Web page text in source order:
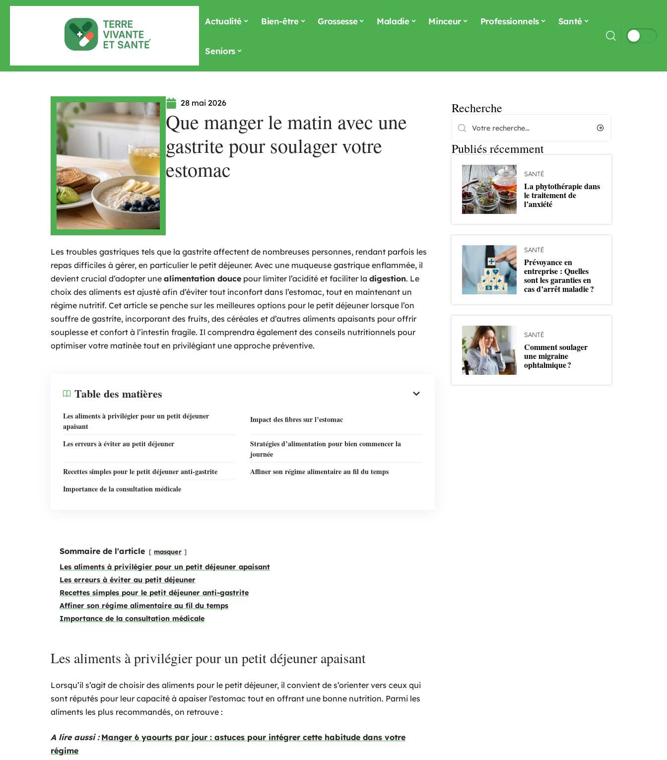
Actualité Bien-être Grossesse Maladie Minceur Professionnels Santé
Seniors
28 mai 2026
Que manger le matin avec une
gastrite pour soulager votre
estomac
Les troubles gastriques tels que la gastrite affectent de nombreuses personnes, rendant parfois les
repas difficiles à gérer, en particulier le petit déjeuner. Avec une muqueuse gastrique enflammée, il
devient crucial d’adopter une alimentation douce pour limiter l’acidité et faciliter la digestion. Le
choix des aliments est ajusté afin d’éviter tout inconfort dans l’estomac, tout en maintenant un
régime nutritif. Cet article se penche sur les meilleures options pour le petit déjeuner lorsque l’on
souffre de gastrite, incorporant des fruits, des céréales et d’autres aliments apaisants pour offrir
souplesse et confort à l’intestin fragile. Il comprendra également des conseils nutritionnels pour
optimiser votre matinée tout en privilégiant une approche préventive.
Table des matières
Les aliments à privilégier pour un petit déjeuner
apaisant
Impact des fibres sur l’estomac
Les erreurs à éviter au petit déjeuner
Stratégies d’alimentation pour bien commencer la
journée
Recettes simples pour le petit déjeuner anti-gastrite
Affiner son régime alimentaire au fil du temps
Importance de la consultation médicale
Sommaire de l'article masquer
Les aliments à privilégier pour un petit déjeuner apaisant
Les erreurs à éviter au petit déjeuner
Recettes simples pour le petit déjeuner anti-gastrite
Affiner son régime alimentaire au fil du temps
Importance de la consultation médicale
Les aliments à privilégier pour un petit déjeuner apaisant
Lorsqu’il s’agit de choisir des aliments pour le petit déjeuner, il convient de s’orienter vers ceux qui
sont réputés pour leur capacité à apaiser l’estomac tout en offrant une bonne nutrition. Parmi les
aliments les plus recommandés, on retrouve :
A lire aussi : Manger 6 yaourts par jour : astuces pour intégrer cette habitude dans votre
régime
Recherche
Publiés récemment
SANTÉ
La phytothérapie dans
le traitement de
l’anxiété
SANTÉ
Prévoyance en
entreprise : Quelles
sont les garanties en
cas d’arrêt maladie ?
SANTÉ
Comment soulager
une migraine
ophtalmique ?